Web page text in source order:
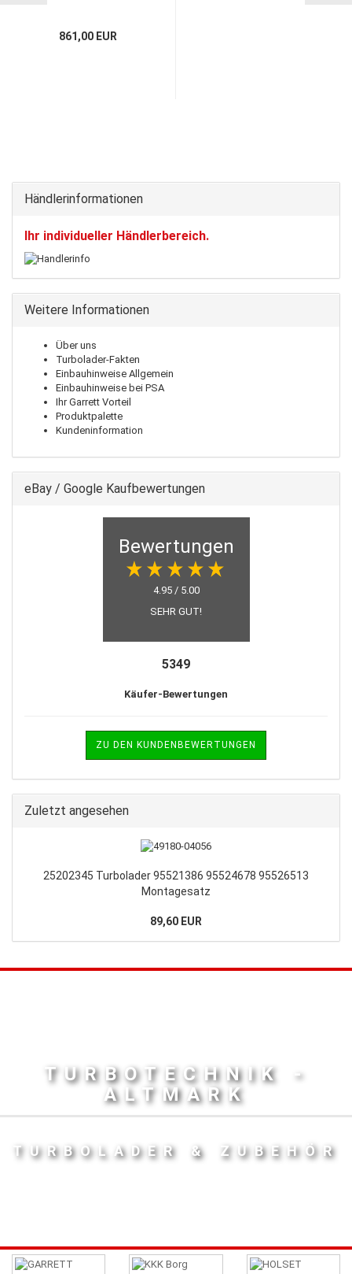
861,00 EUR
Händlerinformationen
Ihr individueller Händlerbereich.
Weitere Informationen
Über uns
Turbolader-Fakten
Einbauhinweise Allgemein
Einbauhinweise bei PSA
Ihr Garrett Vorteil
Produktpalette
Kundeninformation
eBay / Google Kaufbewertungen
Bewertungen
4.95 / 5.00
SEHR GUT!
5349
Käufer-Bewertungen
ZU DEN KUNDENBEWERTUNGEN
Zuletzt angesehen
25202345 Turbolader 95521386 95524678 95526513
Montagesatz
89,60 EUR
TURBOTECHNIK -
ALTMARK
TURBOLADER & ZUBEHÖR